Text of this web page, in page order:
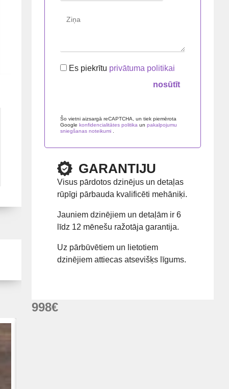
Es piekrītu privātuma politikai
Šo vietni aizsargā reCAPTCHA, un tiek piemērota
Google konfidencialitātes politika un pakalpojumu
sniegšanas noteikumi.
GARANTIJU
Visus pārdotos dzinējus un detaļas
rūpīgi pārbauda kvalificēti mehāniķi.
Jauniem dzinējiem un detaļām ir 6
līdz 12 mēnešu ražotāja garantija.
Uz pārbūvētiem un lietotiem
dzinējiem attiecas atsevišķs līgums.
998€